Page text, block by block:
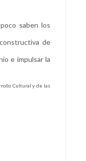
saben los
de
e impulsar la
Cultural y de las